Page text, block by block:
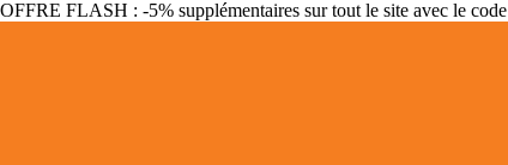
OFFRE FLASH : -5% supplémentaires sur tout le site avec le code